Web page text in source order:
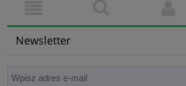
Newsletter